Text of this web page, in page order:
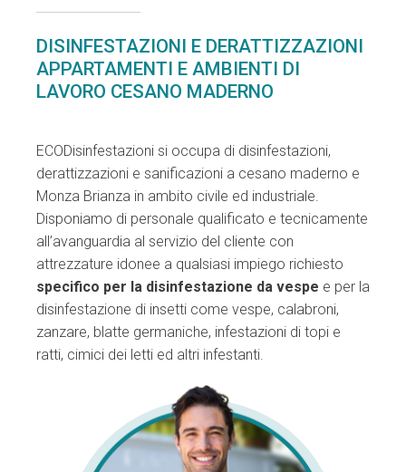
DISINFESTAZIONI E DERATTIZZAZIONI
APPARTAMENTI E AMBIENTI DI
LAVORO CESANO MADERNO
ECODisinfestazioni si occupa di disinfestazioni,
derattizzazioni e sanificazioni a cesano maderno e
Monza Brianza in ambito civile ed industriale.
Disponiamo di personale qualificato e tecnicamente
all’avanguardia al servizio del cliente con
attrezzature idonee a qualsiasi impiego richiesto
specifico per la disinfestazione da vespe e per la
disinfestazione di insetti come vespe, calabroni,
zanzare, blatte germaniche, infestazioni di topi e
ratti, cimici dei letti ed altri infestanti.